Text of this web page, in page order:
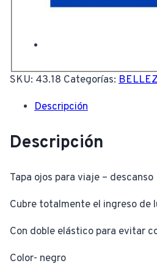
SKU: 43.18 Categorías:
Descripción
Descripción
Tapa ojos para viaje – descanso
Cubre totalmente el ingreso de
Con doble elástico para evitar
Color- negro